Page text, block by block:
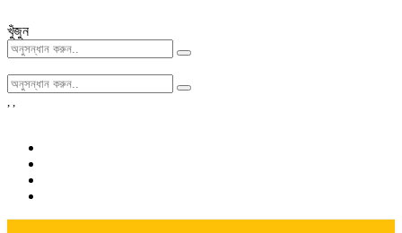
খুঁজুন
, ,